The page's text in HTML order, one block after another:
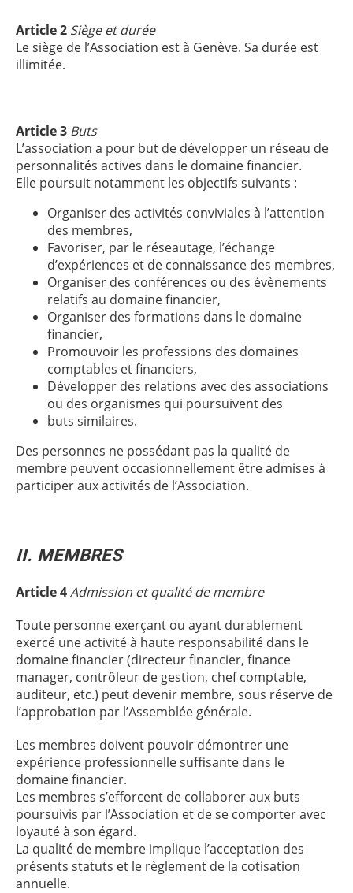
Article 2 Siège et durée
Le siège de l’Association est à Genève. Sa durée est
illimitée.
Article 3 Buts
L’association a pour but de développer un réseau de
personnalités actives dans le domaine financier.
Elle poursuit notamment les objectifs suivants :
Organiser des activités conviviales à l’attention
des membres,
Favoriser, par le réseautage, l’échange
d’expériences et de connaissance des membres,
Organiser des conférences ou des évènements
relatifs au domaine financier,
Organiser des formations dans le domaine
financier,
Promouvoir les professions des domaines
comptables et financiers,
Développer des relations avec des associations
ou des organismes qui poursuivent des
buts similaires.
Des personnes ne possédant pas la qualité de
membre peuvent occasionnellement être admises à
participer aux activités de l’Association.
II. MEMBRES
Article 4Admission et qualité de membre
Toute personne exerçant ou ayant durablement
exercé une activité à haute responsabilité dans le
domaine financier (directeur financier, finance
manager, contrôleur de gestion, chef comptable,
auditeur, etc.) peut devenir membre, sous réserve de
l’approbation par l’Assemblée générale.
Les membres doivent pouvoir démontrer une
expérience professionnelle suffisante dans le
domaine financier.
Les membres s’efforcent de collaborer aux buts
poursuivis par l’Association et de se comporter avec
loyauté à son égard.
La qualité de membre implique l’acceptation des
présents statuts et le règlement de la cotisation
annuelle.